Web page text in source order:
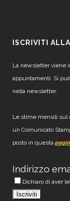
ISCRIVITI
La newsletter viene
appuntamenti. Si
nella newsletter.
Le stime mensili sul
un Comunicato
posto in questa
Indirizzo
Dichiaro di aver